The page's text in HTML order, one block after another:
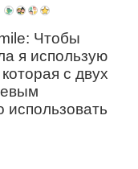
Чтобы
я использую
с двух